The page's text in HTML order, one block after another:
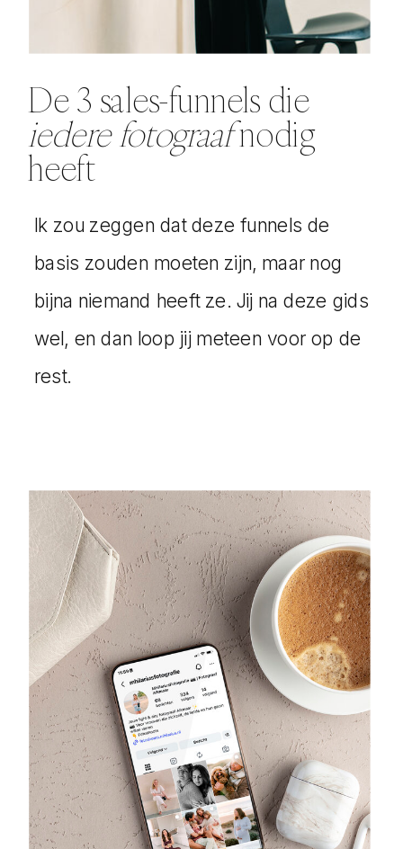
Ik zou zeggen dat deze funnels de
basis zouden moeten zijn, maar nog
bijna niemand heeft ze. Jij na deze gids
wel, en dan loop jij meteen voor op de
rest.
De 3 sales-funnels die
iedere fotograafnodig
heeft